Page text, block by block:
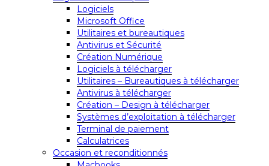
Logiciels
Microsoft Office
Utilitaires et bureautiques
Antivirus et Sécurité
Création Numérique
Logiciels à télécharger
Utilitaires – Bureautiques à télécharger
Antivirus à télécharger
Création – Design à télécharger
Systèmes d’exploitation à télécharger
Terminal de paiement
Calculatrices
Occasion et reconditionnés